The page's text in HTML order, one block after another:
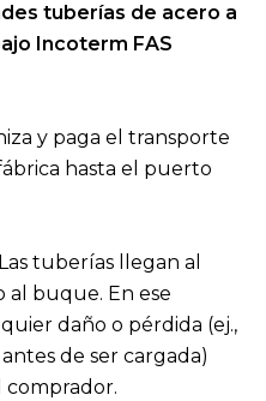
tuberías de acero a
Incoterm FAS
y paga el transporte
hasta el puerto
Las tuberías llegan al
al buque. En ese
daño o pérdida (ej.,
de ser cargada)
comprador.